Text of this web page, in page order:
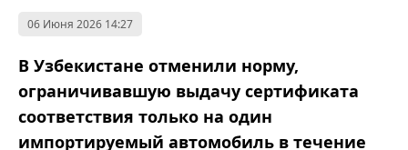
06 Июня 2026 14:27
В Узбекистане отменили норму,
ограничивавшую выдачу сертификата
соответствия только на один
импортируемый автомобиль в течение